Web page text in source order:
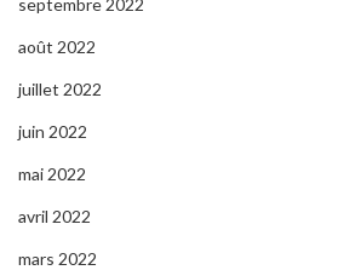
septembre 2022
août 2022
juillet 2022
juin 2022
mai 2022
avril 2022
mars 2022